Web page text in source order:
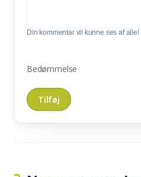
Din kommentar vil kunne ses af alle!
Bedømmelse